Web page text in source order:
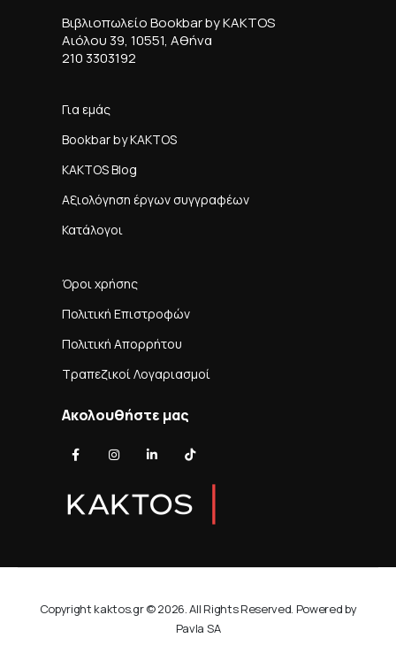
Βιβλιοπωλείο Bookbar by KAKTOS
Αιόλου 39, 10551, Αθήνα
210 3303192
Για εμάς
Bookbar by KAKTOS
KAKTOS Blog
Αξιολόγηση έργων συγγραφέων
Κατάλογοι
Όροι χρήσης
Πολιτική Επιστροφών
Πολιτική Απορρήτου
Τραπεζικοί Λογαριασμοί
Ακολουθήστε μας
Copyright kaktos.gr © 2026. All Rights Reserved. Powered by
Pavla SA